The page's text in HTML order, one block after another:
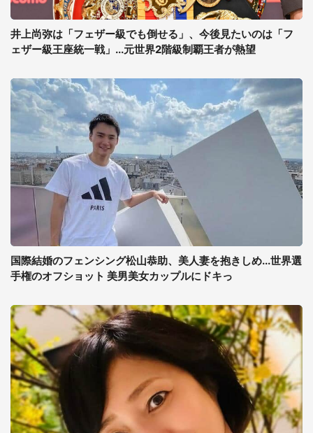
井上尚弥は「フェザー級でも倒せる」、今後見たいのは「フ
ェザー級王座統一戦」...元世界2階級制覇王者が熱望
国際結婚のフェンシング松山恭助、美人妻を抱きしめ...世界選
手権のオフショット 美男美女カップルにドキっ